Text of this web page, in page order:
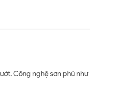
Công nghệ sơn phủ như